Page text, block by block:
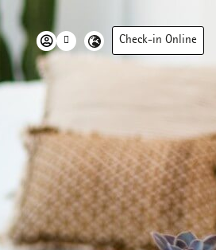
Check-in Online